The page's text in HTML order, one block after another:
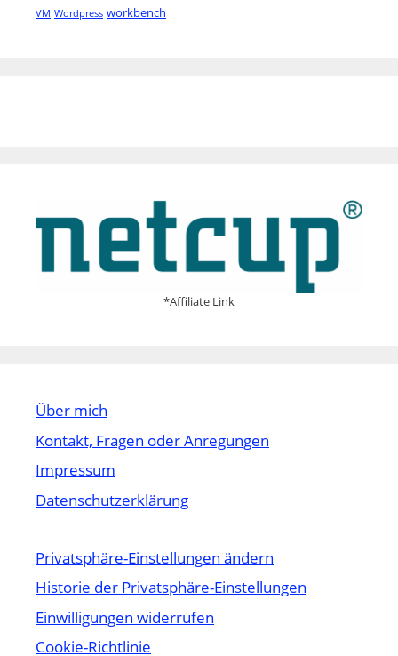
VM Wordpress workbench
*Affiliate Link
Über mich
Kontakt, Fragen oder Anregungen
Impressum
Datenschutzerklärung
Privatsphäre-Einstellungen ändern
Historie der Privatsphäre-Einstellungen
Einwilligungen widerrufen
Cookie-Richtlinie